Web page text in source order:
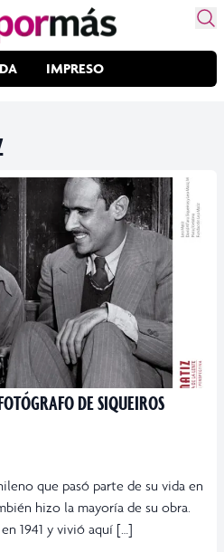
IMPRESO
DE SIQUEIROS
que pasó parte de su vida en
hizo la mayoría de su obra.
1941 y vivió aquí […]